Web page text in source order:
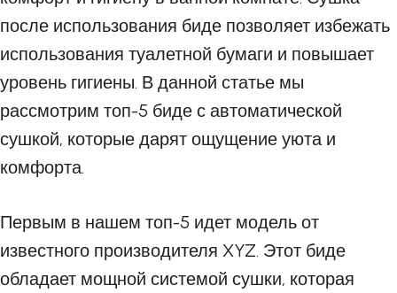
после использования биде позволяет избежать
использования туалетной бумаги и повышает
уровень гигиены. В данной статье мы
рассмотрим топ-5 биде с автоматической
сушкой, которые дарят ощущение уюта и
комфорта.
Первым в нашем топ-5 идет модель от
известного производителя XYZ. Этот биде
обладает мощной системой сушки, которая